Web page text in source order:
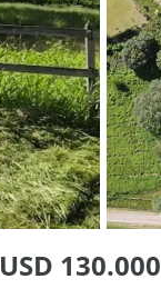
USD 130.000